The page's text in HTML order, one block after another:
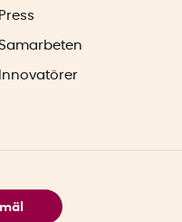
Press
Samarbeten
Innovatörer